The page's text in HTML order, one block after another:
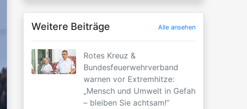
Weitere Beiträge Alle ansehen
Rotes Kreuz &
Bundesfeuerwehrverband
warnen vor Extremhitze:
„Mensch und Umwelt in Gefahr
– bleiben Sie achtsam!“